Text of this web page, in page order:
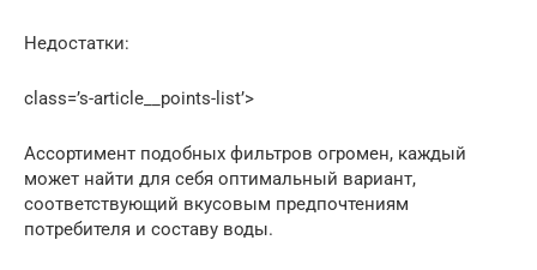
Недостатки:
class=’s-article__points-list’>
Ассортимент подобных фильтров огромен, каждый
может найти для себя оптимальный вариант,
соответствующий вкусовым предпочтениям
потребителя и составу воды.